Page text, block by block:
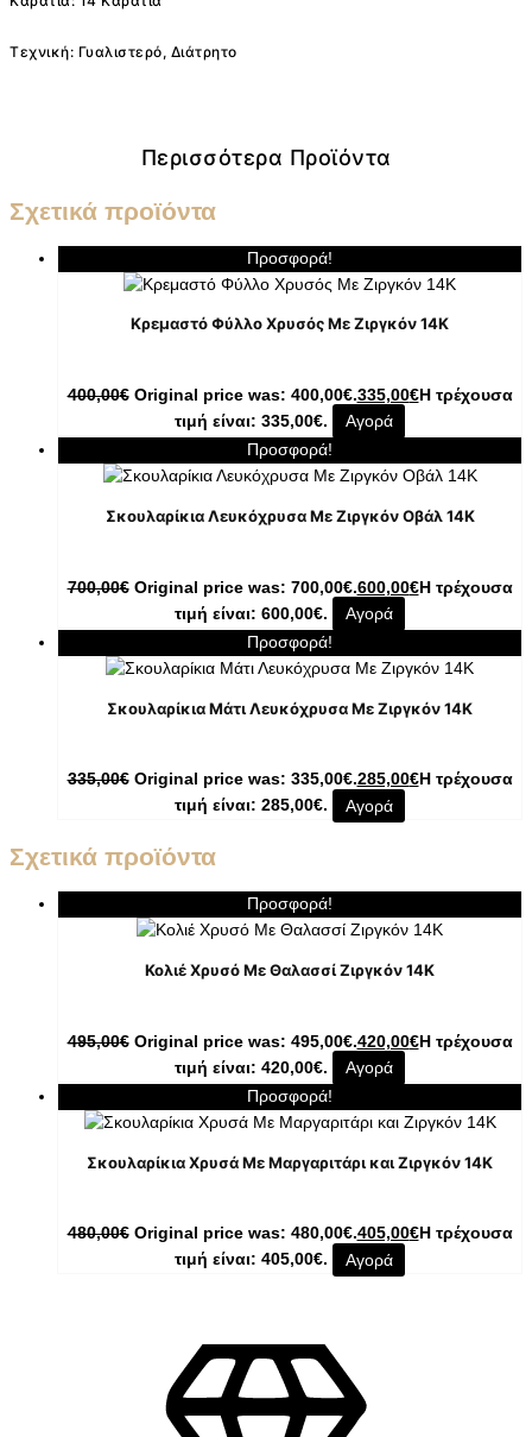
Τεχνική: Γυαλιστερό, Διάτρητο
Περισσότερα Προϊόντα
Σχετικά προϊόντα
Προσφορά!
Κρεμαστό Φύλλο Χρυσός Με Ζιργκόν 14K
400,00€ Original price was: 400,00€.335,00€Η τρέχουσα
τιμή είναι: 335,00€.
Αγορά
Προσφορά!
Σκουλαρίκια Λευκόχρυσα Με Ζιργκόν Οβάλ 14K
700,00€ Original price was: 700,00€.600,00€Η τρέχουσα
τιμή είναι: 600,00€.
Αγορά
Προσφορά!
Σκουλαρίκια Μάτι Λευκόχρυσα Με Ζιργκόν 14K
335,00€ Original price was: 335,00€.285,00€Η τρέχουσα
τιμή είναι: 285,00€.
Αγορά
Σχετικά προϊόντα
Προσφορά!
Κολιέ Χρυσό Με Θαλασσί Ζιργκόν 14K
495,00€ Original price was: 495,00€.420,00€Η τρέχουσα
τιμή είναι: 420,00€.
Αγορά
Προσφορά!
Σκουλαρίκια Χρυσά Με Μαργαριτάρι και Ζιργκόν 14K
480,00€ Original price was: 480,00€.405,00€Η τρέχουσα
τιμή είναι: 405,00€.
Αγορά